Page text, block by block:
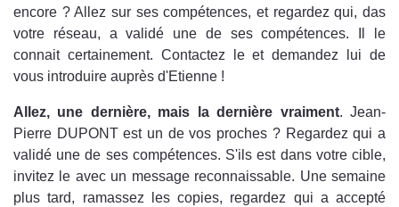
encore ? Allez sur ses compétences, et regardez qui, das
votre réseau, a validé une de ses compétences. Il le
connait certainement. Contactez le et demandez lui de
vous introduire auprès d'Etienne !
Allez, une dernière, mais la dernière vraiment. Jean-
Pierre DUPONT est un de vos proches ? Regardez qui a
validé une de ses compétences. S'ils est dans votre cible,
invitez le avec un message reconnaissable. Une semaine
plus tard, ramassez les copies, regardez qui a accepté